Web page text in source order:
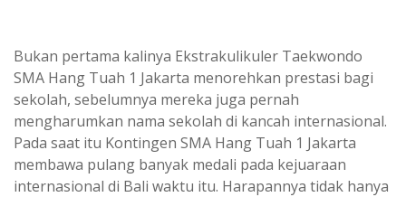
Bukan pertama kalinya Ekstrakulikuler Taekwondo
SMA Hang Tuah 1 Jakarta menorehkan prestasi bagi
sekolah, sebelumnya mereka juga pernah
mengharumkan nama sekolah di kancah internasional.
Pada saat itu Kontingen SMA Hang Tuah 1 Jakarta
membawa pulang banyak medali pada kejuaraan
internasional di Bali waktu itu. Harapannya tidak hanya